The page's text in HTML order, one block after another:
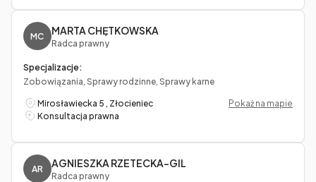
MC MARTA CHĘTKOWSKA
Radca prawny
Specjalizacje:
Zobowiązania, Sprawy rodzinne, Sprawy karne
Mirosławiecka 5 , Złocieniec
Pokaż na mapie
Konsultacja prawna
AR AGNIESZKA RZETECKA-GIL
Radca prawny